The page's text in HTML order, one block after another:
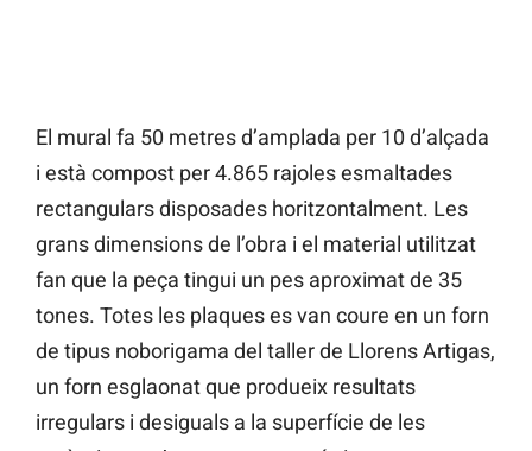
El mural fa 50 metres d’amplada per 10 d’alçada
i està compost per 4.865 rajoles esmaltades
rectangulars disposades horitzontalment. Les
grans dimensions de l’obra i el material utilitzat
fan que la peça tingui un pes aproximat de 35
tones. Totes les plaques es van coure en un forn
de tipus noborigama del taller de Llorens Artigas,
un forn esglaonat que produeix resultats
irregulars i desiguals a la superfície de les